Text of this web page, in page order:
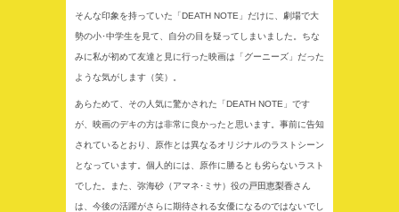
そんな印象を持っていた「DEATH NOTE」だけに、劇場で大
勢の小･中学生を見て、自分の目を疑ってしまいました。ちな
みに私が初めて友達と見に行った映画は「グーニーズ」だった
ような気がします（笑）。
あらためて、その人気に驚かされた「DEATH NOTE」です
が、映画のデキの方は非常に良かったと思います。事前に告知
されているとおり、原作とは異なるオリジナルのラストシーン
となっています。個人的には、原作に勝るとも劣らないラスト
でした。また、弥海砂（アマネ･ミサ）役の戸田恵梨香さん
は、今後の活躍がさらに期待される女優になるのではないでし